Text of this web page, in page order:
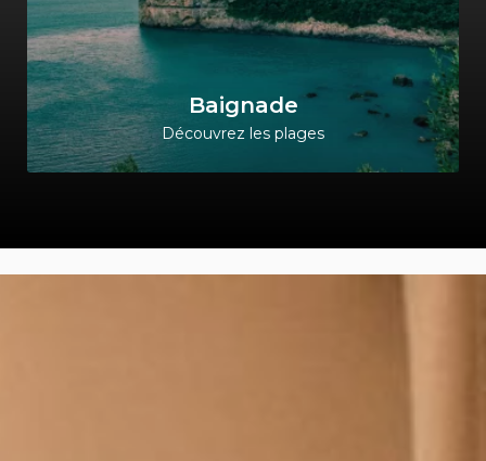
Baignade
Découvrez les plages